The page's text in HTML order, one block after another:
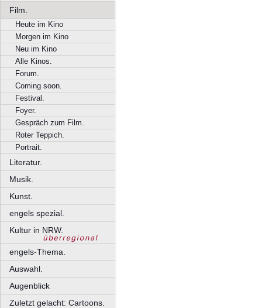
Film.
Heute im Kino
Morgen im Kino
Neu im Kino
Alle Kinos.
Forum.
Coming soon.
Festival.
Foyer.
Gespräch zum Film.
Roter Teppich.
Portrait.
Literatur.
Musik.
Kunst.
engels spezial.
Kultur in NRW.
engels-Thema.
Auswahl.
Augenblick
Zuletzt gelacht: Cartoons.